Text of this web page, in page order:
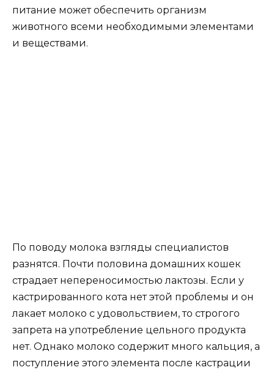
питание может обеспечить организм
животного всеми необходимыми элементами
и веществами.
По поводу молока взгляды специалистов
разнятся. Почти половина домашних кошек
страдает непереносимостью лактозы. Если у
кастрированного кота нет этой проблемы и он
лакает молоко с удовольствием, то строгого
запрета на употребление цельного продукта
нет. Однако молоко содержит много кальция, а
поступление этого элемента после кастрации